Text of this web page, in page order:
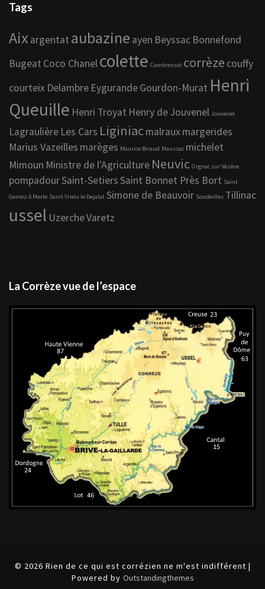
Tags
Aix argentat aubazine ayen Beyssac Bonnefond
Bugeat Coco Chanelcolette Combressol corrèze couffy
courteix Delambre EygurandeGourdon-Murat Henri
Queuille Henri Troyat Henry de Jouvenel Jouvenel
Lagraulière Les Cars Liginiacmalrauxmargerides
Marius Vazeilles marèges Maurice Biraud Maussac michelet
Mimoun Ministre de l'Agriculture Neuvic Orgnac sur Vézère
pompadourSaint-SetiersSaint Bonnet Près Bort Saint
Geniez ô Merle Saint Yrieix le Dejalat Simone de Beauvoir Soudeilles Tillinac
ussel UzercheVaretz
La Corrèze vue de l’espace
© 2026 Rien de ce qui est corrézien ne m'est indifférent |
Powered by Outstandingthemes